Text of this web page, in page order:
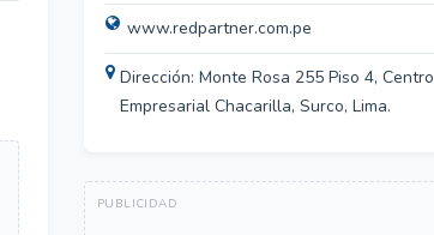
www.redpartner.com.pe
Dirección: Monte Rosa 255 Piso 4, Centro
Empresarial Chacarilla, Surco, Lima.